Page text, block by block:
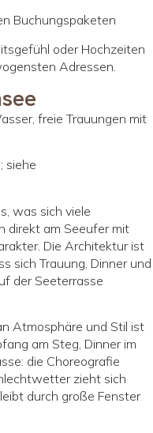
Buchungspaketen
oder Hochzeiten
Adressen.
freie Trauungen mit
siehe
was sich viele
direkt am Seeufer mit
Die Architektur ist
sich Trauung, Dinner und
der Seeterrasse
Atmosphäre und Stil ist
am Steg, Dinner im
die Choreografie
zieht sich
durch große Fenster